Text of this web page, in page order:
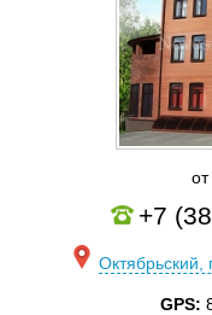
от
+7
Октябрьский,
GPS: